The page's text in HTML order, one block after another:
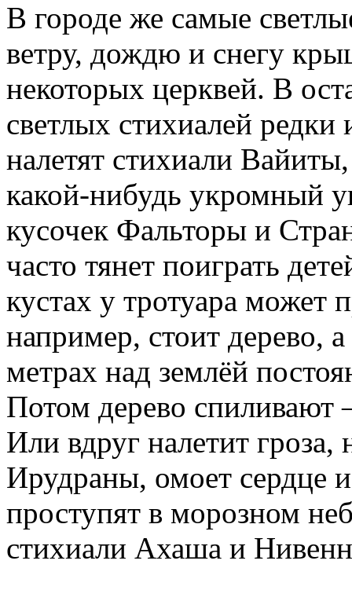
В городе же самые
ветру, дождю и снегу
некоторых церквей. В
светлых стихиалей
налетят стихиали
какой-нибудь укромный
кусочек Фальторы и
часто тянет поиграть
кустах у тротуара
например, стоит дерево,
метрах над землёй
Потом дерево спиливают
Или вдруг налетит
Ирудраны, омоет сердце
проступят в морозном
стихиали Ахаша и